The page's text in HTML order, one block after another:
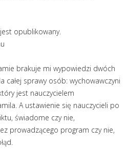
opublikowany.
brakuje mi wypowiedzi dwóch
całej sprawy osób: wychowawczyni
jest nauczycielem
A ustawienie się nauczycieli po
świadome czy nie,
prowadzącego program czy nie,